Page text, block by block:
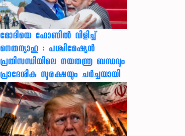
മോദിയെ ഫോണിൽ വിളിച്ച്
നെതന്യാഹു : പശ്ചിമേഷ്യൻ
പ്രതിസന്ധിയിലെ നയതന്ത്ര ബന്ധവും
പ്രാദേശിക സുരക്ഷയും ചർച്ചയായി